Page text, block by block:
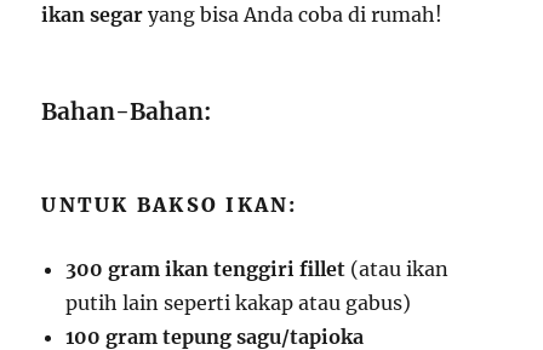
ikan segar yang bisa Anda coba di rumah!
Bahan-Bahan:
UNTUK BAKSO IKAN:
300 gram ikan tenggiri fillet (atau ikan
putih lain seperti kakap atau gabus)
100 gram tepung sagu/tapioka